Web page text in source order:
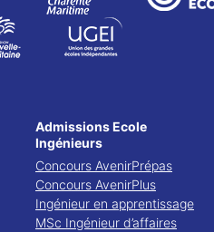
Admissions Ecole
Ingénieurs
Concours AvenirPrépas
Concours AvenirPlus
Ingénieur en apprentissage
MSc Ingénieur d’affaires